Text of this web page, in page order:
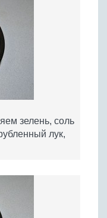
зелень, соль
лук,